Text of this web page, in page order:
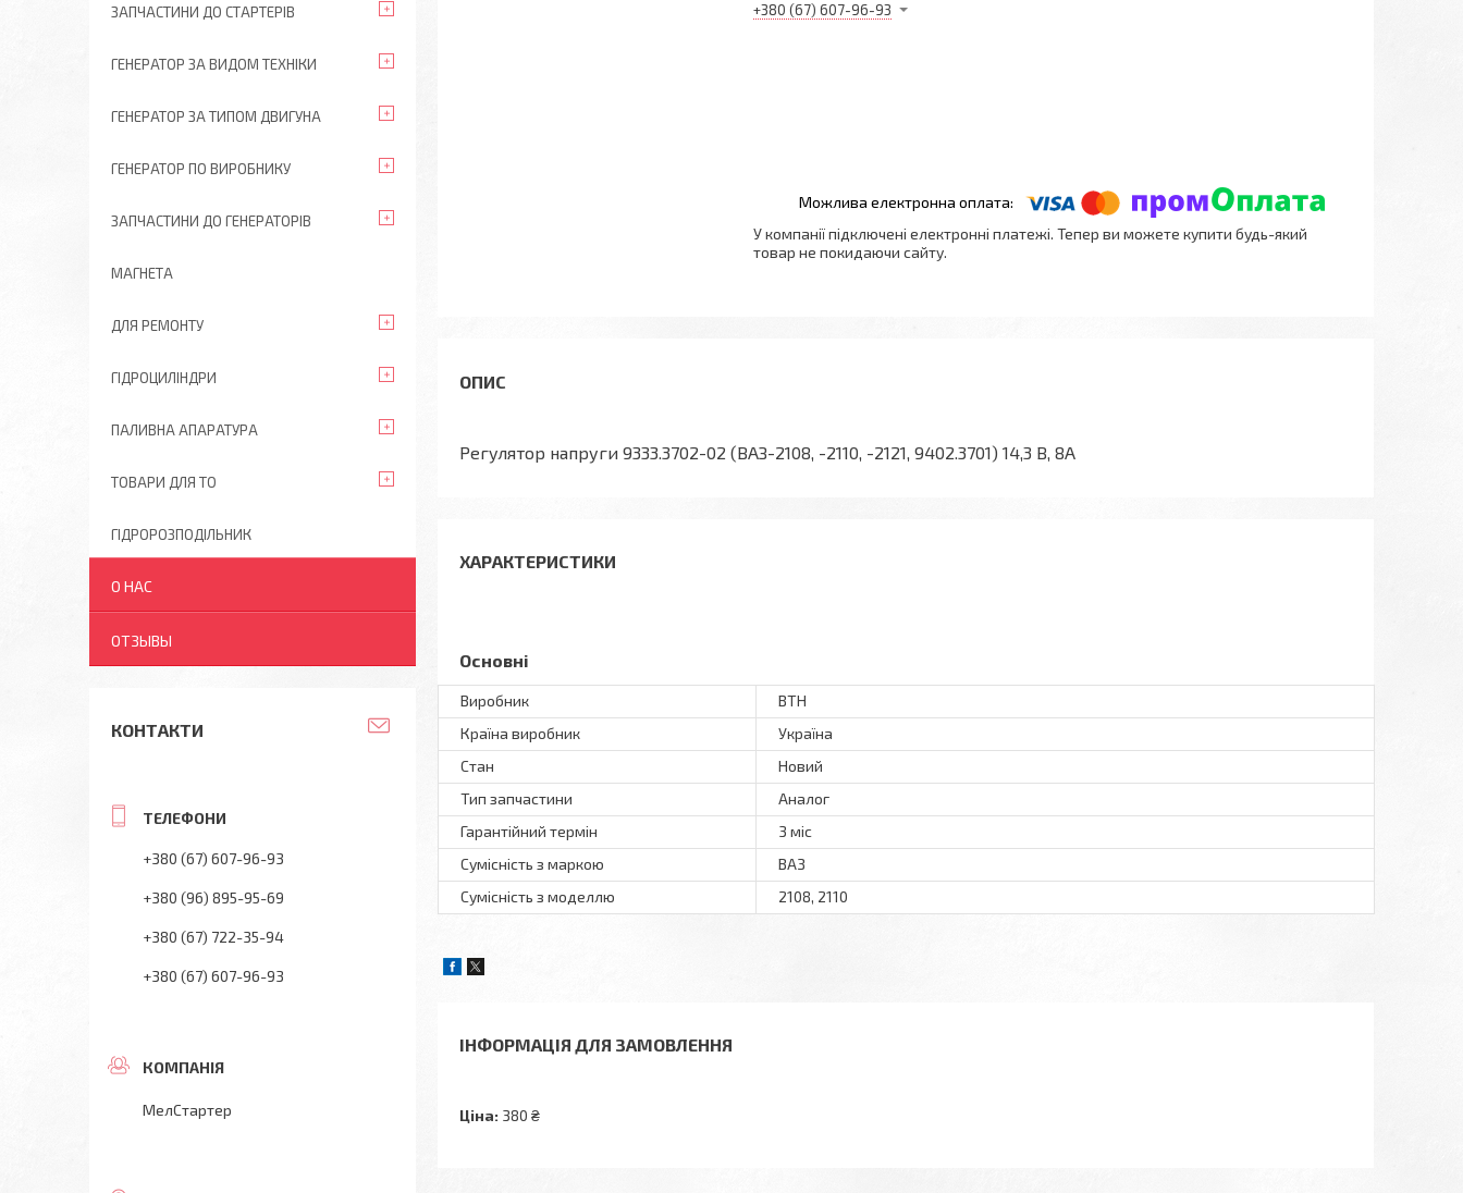
+380 (67) 607-96-93
У компанії підключені електронні платежі. Тепер ви можете купити будь-який
товар не покидаючи сайту.
Регулятор напруги 9333.3702-02 (ВАЗ-2108, -2110, -2121, 9402.3701) 14,3 В, 8А
ХАРАКТЕРИСТИКИ
Основні
Виробник
ВТН
Країна виробник
Україна
Стан
Новий
Тип запчастини
Аналог
Гарантійний термін
3 міс
Сумісність з маркою
ВАЗ
Сумісність з моделлю
2108, 2110
ІНФОРМАЦІЯ ДЛЯ ЗАМОВЛЕННЯ
Ціна: 380 ₴
ЗАПЧАСТИНИ ДО СТАРТЕРІВ
ГЕНЕРАТОР ЗА ВИДОМ ТЕХНІКИ
ГЕНЕРАТОР ЗА ТИПОМ ДВИГУНА
ГЕНЕРАТОР ПО ВИРОБНИКУ
ЗАПЧАСТИНИ ДО ГЕНЕРАТОРІВ
МАГНЕТА
ДЛЯ РЕМОНТУ
ГІДРОЦИЛІНДРИ
ПАЛИВНА АПАРАТУРА
ТОВАРИ ДЛЯ ТО
ГІДРОРОЗПОДІЛЬНИК
О НАС
ОТЗЫВЫ
КОНТАКТИ
+380 (67) 607-96-93
+380 (96) 895-95-69
+380 (67) 722-35-94
+380 (67) 607-96-93
МелСтартер